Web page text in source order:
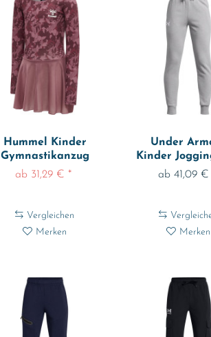
Hummel Kinder
Gymnastikanzug
Hmlfreja Gymsuit
ab 31,29 € *
Vergleichen
Merken
Under
Kinder
Ua Rival
ab 41,09 €
Merken